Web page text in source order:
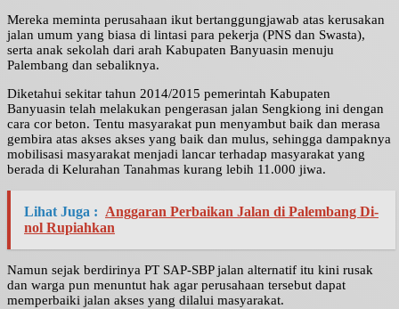
Mereka meminta perusahaan ikut bertanggungjawab atas kerusakan
jalan umum yang biasa di lintasi para pekerja (PNS dan Swasta),
serta anak sekolah dari arah Kabupaten Banyuasin menuju
Palembang dan sebaliknya.
Diketahui sekitar tahun 2014/2015 pemerintah Kabupaten
Banyuasin telah melakukan pengerasan jalan Sengkiong ini dengan
cara cor beton. Tentu masyarakat pun menyambut baik dan merasa
gembira atas akses akses yang baik dan mulus, sehingga dampaknya
mobilisasi masyarakat menjadi lancar terhadap masyarakat yang
berada di Kelurahan Tanahmas kurang lebih 11.000 jiwa.
Lihat Juga : Anggaran Perbaikan Jalan di Palembang Di-
nol Rupiahkan
Namun sejak berdirinya PT SAP-SBP jalan alternatif itu kini rusak
dan warga pun menuntut hak agar perusahaan tersebut dapat
memperbaiki jalan akses yang dilalui masyarakat.